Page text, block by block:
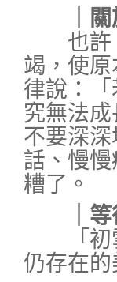
｜關
也許，
竭，使
律說：
究無法
不要深
話、慢
糟了。
｜等
「初雪
仍存在